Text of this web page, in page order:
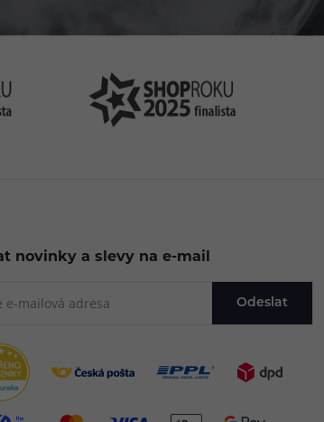
novinky a slevy na e-mail
Odeslat